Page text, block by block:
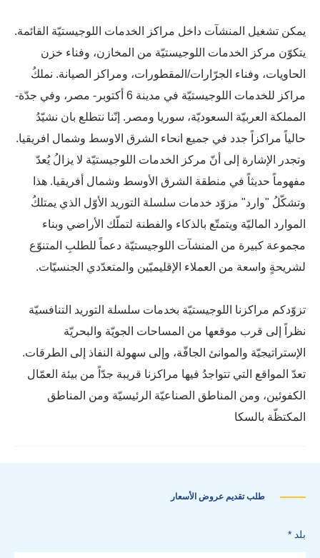
يمكن تشغيل المنشآت داخل مراكز الخدمات اللوجيستيّة القائمة.
يتكوّن مركز الخدمات اللوجيستيّة من المخازن، وفناء خزن
الحاويات، وفناء الجرّارات/المقطورات، ومراكز الصيانة. نملكُ
مراكز للخدمات اللوجيستيّة في مدينة 6 أكتوبر- مصر، وفي جدّة-
المملكة العربيّة السعوديّة، سوريا ومصر. إنّنا نتطلع بان نشيّدُ
حالياً مراكزاً جدد في جميع انحاء الشرق الاوسط وشمال افريقيا.
وتجدر الإشارة إلى أنّ مركز الخدمات اللوجيستيّة لا يزالُ يُعدّ
مفهوماً حديثاً في منطقة الشرق الأوسط وشمال أفريقيا. هذا
وتشكّلُ "وارد" مزوّد خدمات سلسلة التوريد الأوّل الذي يمتلكُ
الموارد الماليّة ويتمتّع بالذكاء والفطنة لتملّك الأراضي وبناء
مجموعة كبيرة من المنشآت اللوجيستيّة دعماً للطلبِ المتنوّع
لشريحةٍ واسعة من العملاء الإقليميّين والمتعدّدي الجنسيّات.
تزوّدكم مراكزنا اللوجيستيّة بخدمات سلسلة التوريد التنافسيّة
نظراً إلى قرب موقعها من المساحات الجويّة والبحريّة
الإستراتيجيّة والموانئ الجافّة، وإلى سهولة النفاذ إلى الطرقات.
تعدّ المواقع التي تتواجدُ فيها مراكزنا قريبة جدّاً من بيئة العمّال
الكفوئين، ومن المناطق الصناعيّة الرئيسيّة ومن المناطق
المكتظّة بالسكا
طلب تقديم عروض الأسعار
بلد *